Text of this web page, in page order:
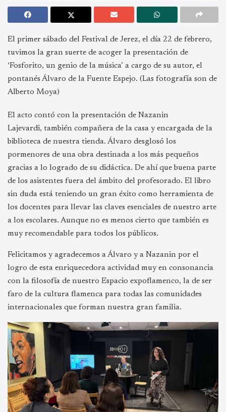
El primer sábado del Festival de Jerez, el día 22 de febrero,
tuvimos la gran suerte de acoger la presentación de
‘Fosforito, un genio de la música’ a cargo de su autor, el
pontanés Álvaro de la Fuente Espejo. (Las fotografía son de
Alberto Moya)
El acto contó con la presentación de Nazanin
Lajevardi, también compañera de la casa y encargada de la
biblioteca de nuestra tienda. Álvaro desglosó los
pormenores de una obra destinada a los más pequeños
gracias a lo logrado de su didáctica. De ahí que buena parte
de los asistentes fuera del ámbito del profesorado. El libro
sin duda está teniendo un gran éxito como herramienta de
los docentes para llevar las claves esenciales de nuestro arte
a los escolares. Aunque no es menos cierto que también es
muy recomendable para todos los públicos.
Felicitamos y agradecemos a Álvaro y a Nazanin por el
logro de esta enriquecedora actividad muy en consonancia
con la filosofía de nuestro Espacio expoflamenco, la de ser
faro de la cultura flamenca para todas las comunidades
internacionales que forman nuestra gran familia.